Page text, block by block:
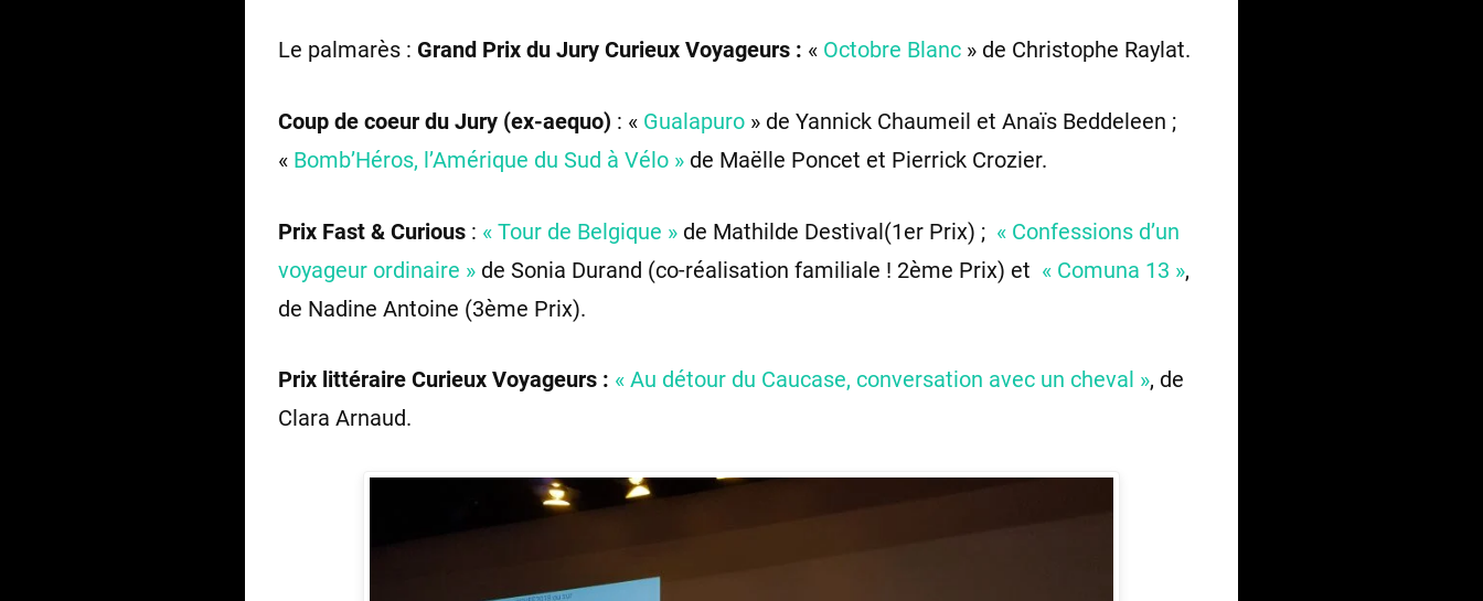
Le palmarès : Grand Prix du Jury Curieux Voyageurs : « Octobre Blanc » de Christophe Raylat.
Coup de coeur du Jury (ex-aequo) : « Gualapuro » de Yannick Chaumeil et Anaïs Beddeleen ;
« Bomb’Héros, l’Amérique du Sud à Vélo » de Maëlle Poncet et Pierrick Crozier.
Prix Fast & Curious : « Tour de Belgique » de Mathilde Destival(1er Prix) ; « Confessions d’un
voyageur ordinaire » de Sonia Durand (co-réalisation familiale ! 2ème Prix) et « Comuna 13 »,
de Nadine Antoine (3ème Prix).
Prix littéraire Curieux Voyageurs : « Au détour du Caucase, conversation avec un cheval », de
Clara Arnaud.